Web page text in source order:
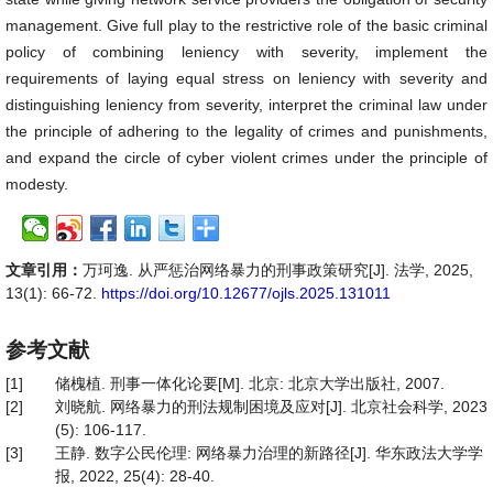
management. Give full play to the restrictive role of the basic criminal
policy of combining leniency with severity, implement the
requirements of laying equal stress on leniency with severity and
distinguishing leniency from severity, interpret the criminal law under
the principle of adhering to the legality of crimes and punishments,
and expand the circle of cyber violent crimes under the principle of
modesty.
文章引用： 万珂逸. 从严惩治网络暴力的刑事政策研究[J]. 法学, 2025,
13(1): 66-72. https://doi.org/10.12677/ojls.2025.131011
参考文献
[1]
储槐植. 刑事一体化论要[M]. 北京: 北京大学出版社, 2007.
[2]
刘晓航. 网络暴力的刑法规制困境及应对[J]. 北京社会科学, 2023
(5): 106-117.
[3]
王静. 数字公民伦理: 网络暴力治理的新路径[J]. 华东政法大学学
报, 2022, 25(4): 28-40.